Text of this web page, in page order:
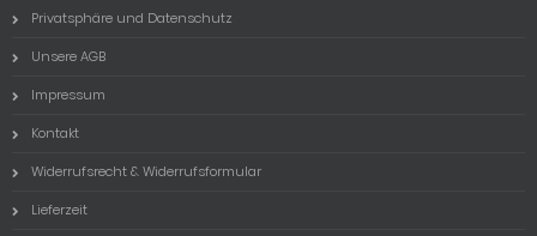
Privatsphäre und Datenschutz
Unsere AGB
Impressum
Kontakt
Widerrufsrecht & Widerrufsformular
Lieferzeit